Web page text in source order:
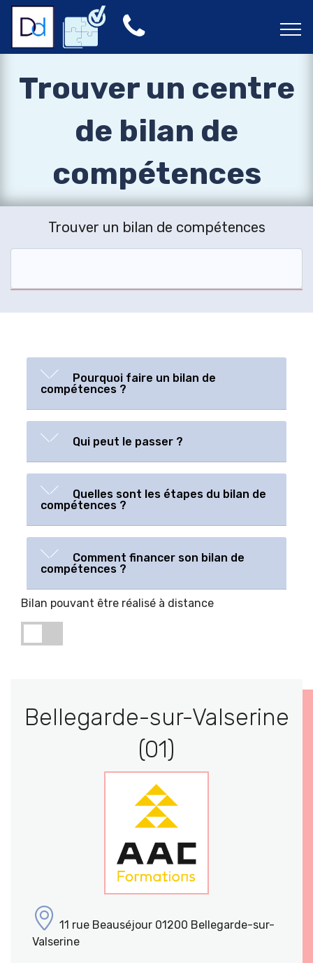
Trouver un centre
de bilan de
compétences
Trouver un bilan de compétences
Pourquoi faire un bilan de
compétences ?
Qui peut le passer ?
Quelles sont les étapes du bilan de
compétences ?
Comment financer son bilan de
compétences ?
Bilan pouvant être réalisé à distance
Bellegarde-sur-Valserine
(01)
11 rue Beauséjour 01200 Bellegarde-sur-
Valserine